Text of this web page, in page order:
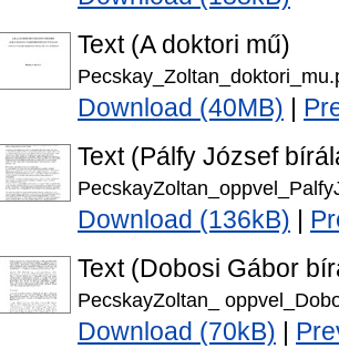
Text (A doktori mű)
Download (40MB)
Text (Pálfy József
Download (136kB)
Text (Dobosi Gábor
PecskayZoltan_
Download (70kB)